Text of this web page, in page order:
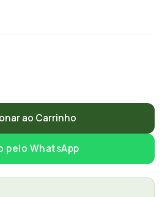
ao Carrinho
pelo WhatsApp